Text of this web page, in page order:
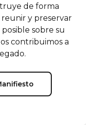
de forma
y preservar
sobre su
contribuimos a